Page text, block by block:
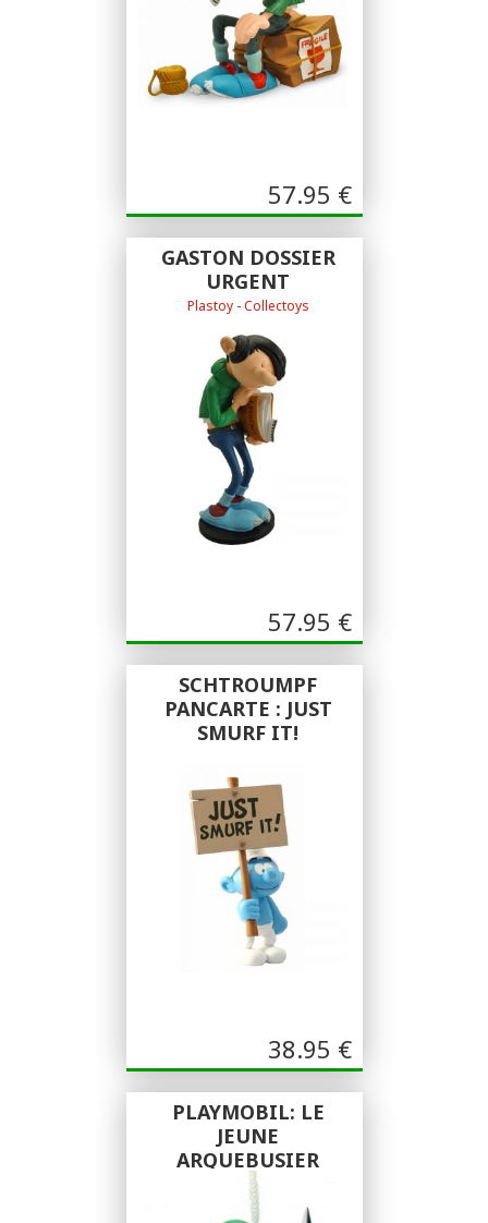
57.95 €
GASTON DOSSIER
URGENT
Plastoy - Collectoys
57.95 €
SCHTROUMPF
PANCARTE : JUST
SMURF IT!
38.95 €
PLAYMOBIL: LE
JEUNE
ARQUEBUSIER
Plastoy - Collectoys
Plastoy - Collectoys